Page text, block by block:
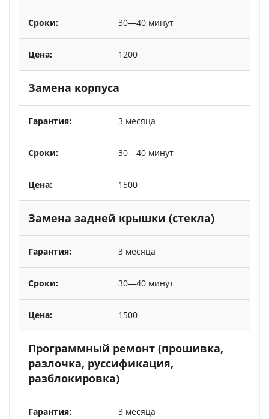
30—40 минут
1200
Замена корпуса
3 месяца
30—40 минут
1500
Замена задней крышки (стекла)
3 месяца
30—40 минут
1500
Программный ремонт (прошивка,
разлочка, руссификация,
разблокировка)
3 месяца